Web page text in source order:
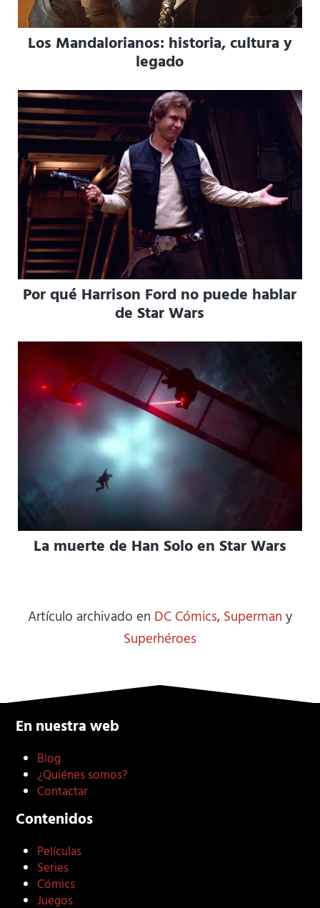
Los Mandalorianos: historia, cultura y
legado
Por qué Harrison Ford no puede hablar
de Star Wars
La muerte de Han Solo en Star Wars
Artículo archivado en DC Cómics, Superman y
Superhéroes
En nuestra web
Blog
¿Quiénes somos?
Contactar
Contenidos
Películas
Series
Cómics
Juegos